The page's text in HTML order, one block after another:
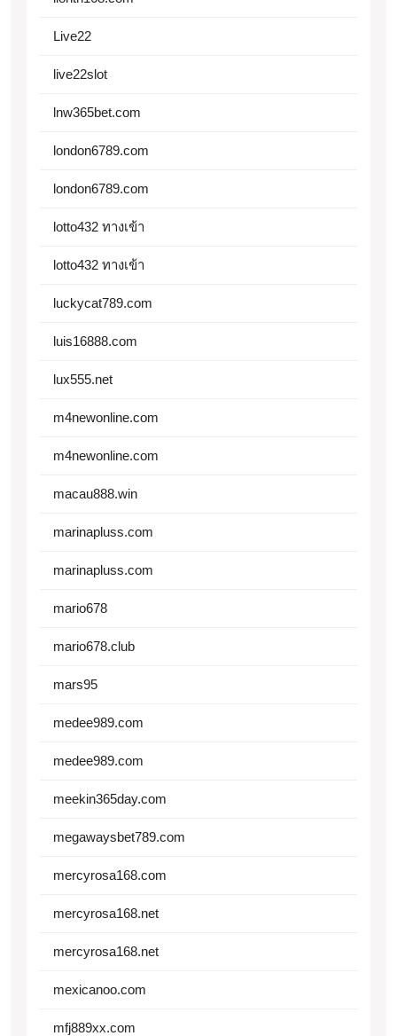
Live22
live22slot
lnw365bet.com
london6789.com
london6789.com
lotto432 ทางเข้า
lotto432 ทางเข้า
luckycat789.com
luis16888.com
lux555.net
m4newonline.com
m4newonline.com
macau888.win
marinapluss.com
marinapluss.com
mario678
mario678.club
mars95
medee989.com
medee989.com
meekin365day.com
megawaysbet789.com
mercyrosa168.com
mercyrosa168.net
mercyrosa168.net
mexicanoo.com
mfj889xx.com